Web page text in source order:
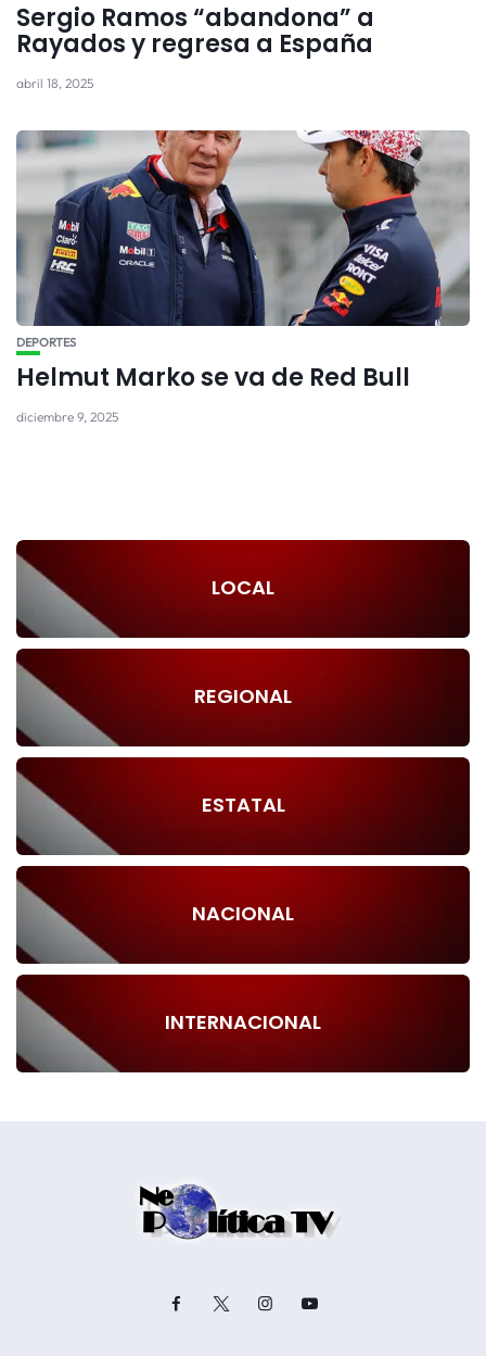
Sergio Ramos “abandona” a
Rayados y regresa a España
abril 18, 2025
DEPORTES
Helmut Marko se va de Red Bull
diciembre 9, 2025
LOCAL
REGIONAL
ESTATAL
NACIONAL
INTERNACIONAL